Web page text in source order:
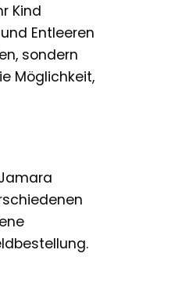
Kind
Entleeren
sondern
Möglichkeit,